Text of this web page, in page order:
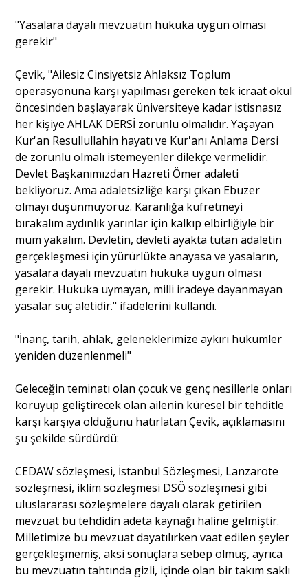
"Yasalara dayalı mevzuatın hukuka uygun olması
gerekir"
Çevik, "Ailesiz Cinsiyetsiz Ahlaksız Toplum
operasyonuna karşı yapılması gereken tek icraat okul
öncesinden başlayarak üniversiteye kadar istisnasız
her kişiye AHLAK DERSİ zorunlu olmalıdır. Yaşayan
Kur'an Resullullahin hayatı ve Kur'anı Anlama Dersi
de zorunlu olmalı istemeyenler dilekçe vermelidir.
Devlet Başkanımızdan Hazreti Ömer adaleti
bekliyoruz. Ama adaletsizliğe karşı çıkan Ebuzer
olmayı düşünmüyoruz. Karanlığa küfretmeyi
bırakalım aydınlık yarınlar için kalkıp elbirliğiyle bir
mum yakalım. Devletin, devleti ayakta tutan adaletin
gerçekleşmesi için yürürlükte anayasa ve yasaların,
yasalara dayalı mevzuatın hukuka uygun olması
gerekir. Hukuka uymayan, milli iradeye dayanmayan
yasalar suç aletidir." ifadelerini kullandı.
"İnanç, tarih, ahlak, geleneklerimize aykırı hükümler
yeniden düzenlenmeli"
Geleceğin teminatı olan çocuk ve genç nesillerle onları
koruyup geliştirecek olan ailenin küresel bir tehditle
karşı karşıya olduğunu hatırlatan Çevik, açıklamasını
şu şekilde sürdürdü:
CEDAW sözleşmesi, İstanbul Sözleşmesi, Lanzarote
sözleşmesi, iklim sözleşmesi DSÖ sözleşmesi gibi
uluslararası sözleşmelere dayalı olarak getirilen
mevzuat bu tehdidin adeta kaynağı haline gelmiştir.
Milletimize bu mevzuat dayatılırken vaat edilen şeyler
gerçekleşmemiş, aksi sonuçlara sebep olmuş, ayrıca
bu mevzuatın tahtında gizli, içinde olan bir takım saklı